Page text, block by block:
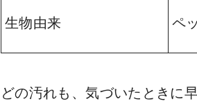
生物由来 ペ
どの汚れも、気づいたときに